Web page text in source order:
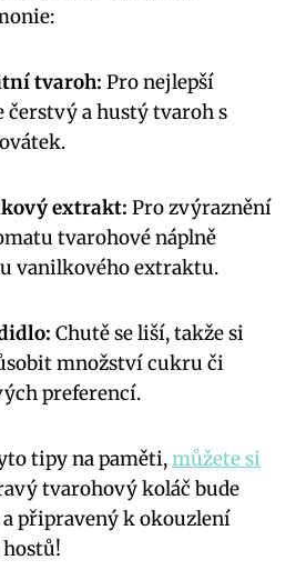
tvaroh: Pro nejlepší
čerstvý a hustý tvaroh s
extrakt: Pro zvýraznění
tvarohové náplně
vanilkového extraktu.
Chutě se liší, takže si
množství cukru či
preferencí.
tipy na paměti,můžete si
tvarohový koláč bude
připravený k okouzlení